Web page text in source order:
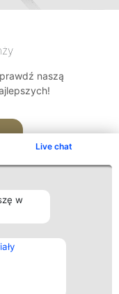
Live chat
w
naszą
Kontakt
Kontakt